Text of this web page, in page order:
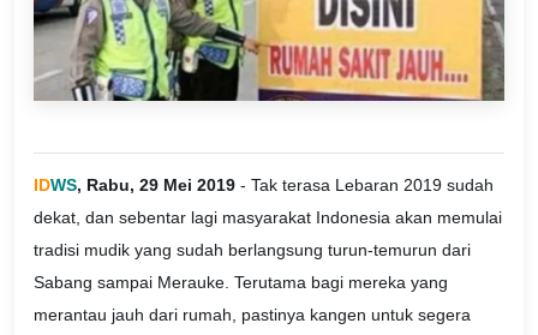
IDWS, Rabu, 29 Mei 2019 - Tak terasa Lebaran 2019 sudah
dekat, dan sebentar lagi masyarakat Indonesia akan memulai
tradisi mudik yang sudah berlangsung turun-temurun dari
Sabang sampai Merauke. Terutama bagi mereka yang
merantau jauh dari rumah, pastinya kangen untuk segera